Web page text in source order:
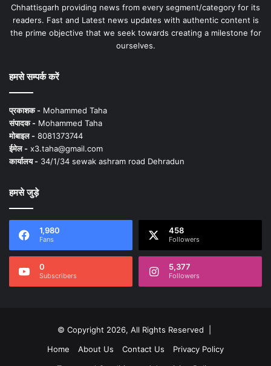
Chhattisgarh providing news from every segment/category for its
readers. Fast and Latest news updates with authentic content is
the prime objective that we seek towards creating a milestone for
ourselves.
हमसे सम्पर्क करें
प्रकाशक - Mohammed Taha
संपादक - Mohammed Taha
मोबाइल - 8081373744
ईमेल - x3.taha@gmail.com
कार्यालय - 34/1/34 sewak ashram road Dehradun
हमसे जुड़े
1,980
Fans
458
Followers
0
Subscribers
5,377
Followers
© Copyright 2026, All Rights Reserved |
Home
About Us Contact Us
Privacy Policy